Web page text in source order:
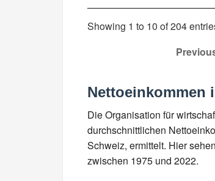
Showing 1 to 10 of 204
Nettoeinkommen
Die Organisation für
durchschnittlichen
Schweiz, ermittelt. Hier
zwischen 1975 und 2022.